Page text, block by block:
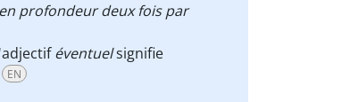
profondeur deux fois par
éventuelsignifie
EN